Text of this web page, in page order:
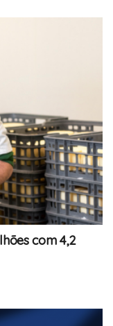
com 4,2